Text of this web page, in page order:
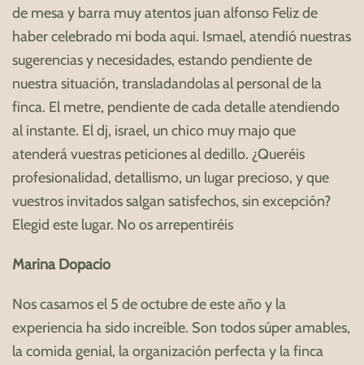
de mesa y barra muy atentos juan alfonso Feliz de
haber celebrado mi boda aqui. Ismael, atendió nuestras
sugerencias y necesidades, estando pendiente de
nuestra situación, transladandolas al personal de la
finca. El metre, pendiente de cada detalle atendiendo
al instante. El dj, israel, un chico muy majo que
atenderá vuestras peticiones al dedillo. ¿Queréis
profesionalidad, detallismo, un lugar precioso, y que
vuestros invitados salgan satisfechos, sin excepción?
Elegid este lugar. No os arrepentiréis
Marina Dopacio
Nos casamos el 5 de octubre de este año y la
experiencia ha sido increíble. Son todos súper amables,
la comida genial, la organización perfecta y la finca